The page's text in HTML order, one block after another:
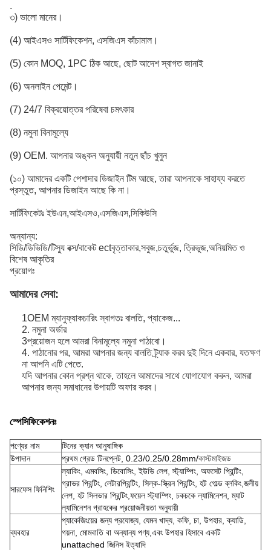
.
৩) ভালো মানের।
(4) আইএসও সার্টিফিকেশন, এসজিএস কাঁচামাল।
(5) কোন MOQ, 1PC ঠিক আছে, ছোট আদেশ স্বাগত জানাই
(6) অনলাইন পেমেন্ট।
(7) 24/7 বিক্রয়োত্তর পরিষেবা চমৎকার
(8) নমুনা বিনামূল্যে
(9) OEM. আপনার অঙ্কন অনুযায়ী নতুন ছাঁচ খুলুন
(১০) আমাদের একটি পেশাদার ডিজাইন টিম আছে, তারা আপনাকে সাহায্য করতে
প্রস্তুত, আপনার ডিজাইন আছে কি না।
সার্টিফিকেটঃ ইউএন,আইএসও,এসজিএস,সিকিউসি
অন্যান্য:
সিডি/ডিভিডি/টিস্যু বক্স/বাকেট ectবৃত্তাকার,সবুজ,চতুর্ভুজ, ত্রিভুজ,অনিয়মিত ও
বিশেষ আকৃতির
প্রয়োগঃ
আমাদের সেবা:
1OEM ম্যানুফ্যাকচারিং স্বাগতঃ বালতি, প্যাকেজ...
2. নমুনা অর্ডার
3প্রয়োজন হলে আমরা বিনামূল্যে নমুনা পাঠাবো।
4. পাঠানোর পর, আমরা আপনার জন্য বালতি ট্র্যাক করব দুই দিনে একবার, যতক্ষণ
না আপনি এটি পেতে.
যদি আপনার কোন প্রশ্ন থাকে, তাহলে আমাদের সাথে যোগাযোগ করুন, আমরা
আপনার জন্য সমাধানের উপায়টি অফার করব।
স্পেসিফিকেশনঃ
পণ্যের নাম
টিনের ক্যান আনুষাঙ্গিক
উপাদান
প্রথম গ্রেড টিনপ্লেট, 0.23/0.25/0.28mm/কাস্টমাইজড
সারফেস ফিনিশিং
ল্যাকিং, এমবসিং, ডিবোসিং, ইউভি লেপ, স্ট্যাম্পিং, অফসেট প্রিন্টিং,
গ্রাভর প্রিন্টিং, লেটারপ্রিন্টিং, সিল্ক-স্ক্রিন প্রিন্টিং, হট গোল্ড ব্লকিং,জলীয়
লেপ, হট সিলভার প্রিন্টিং,ফয়েল স্ট্যাম্পিং, চকচকে ল্যামিনেশন, ম্যাট
ল্যামিনেশন গ্রাহকের প্রয়োজনীয়তা অনুযায়ী
ব্যবহার
প্যাকেজিংয়ের জন্য প্রযোজ্য, যেমন খাদ্য, কফি, চা, উপহার, ক্যাডি,
গয়না, মোমবাতি বা অন্যান্য পণ্য,এবং উপহার হিসাবে একটি
unattached জিনিস ইত্যাদি